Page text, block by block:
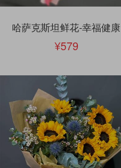
哈萨克斯坦鲜花-幸福健康
579